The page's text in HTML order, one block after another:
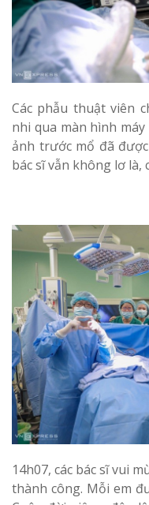
Các phẫu thuật viên
nhi qua màn hình
ảnh trước mổ đã
bác sĩ vẫn không lơ là,
14h07, các bác sĩ vui
thành công. Mỗi em